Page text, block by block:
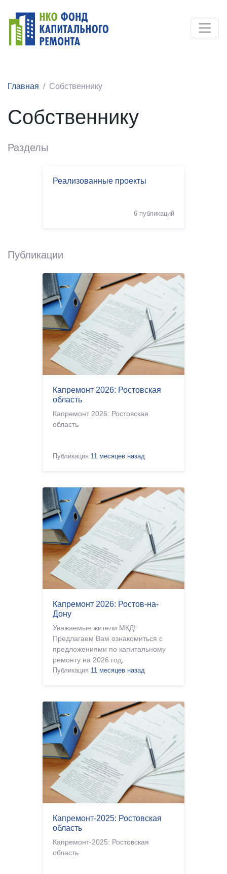
Главная Собственнику
Собственнику
Разделы
Реализованные проекты
6 публикаций
Публикации
Капремонт 2026: Ростовская
область
Капремонт 2026: Ростовская
область
Публикация 11 месяцев назад
Капремонт 2026: Ростов-на-
Дону
Уважаемые жители МКД!
Предлагаем Вам ознакомиться с
предложениями по капитальному
ремонту на 2026 год,
разработанными в соответствии с
Публикация 11 месяцев назад
Капремонт-2025: Ростовская
область
Капремонт-2025: Ростовская
область